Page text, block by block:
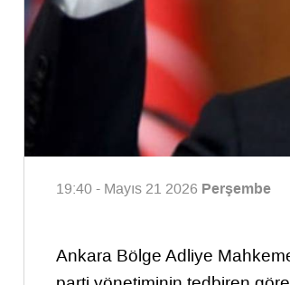
19:40 - Mayıs 21 2026 Perşembe
Ankara Bölge Adliye